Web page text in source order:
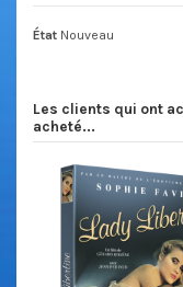
État Nouveau
Les clients qui ont
acheté...